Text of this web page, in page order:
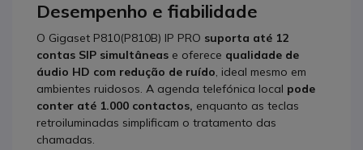
Desempenho e fiabilidade
O Gigaset P810(P810B) IP PRO suporta até 12
contas SIP simultâneas e oferece qualidade de
áudio HD com redução de ruído , ideal mesmo em
ambientes ruidosos. A agenda telefónica local pode
conter até 1.000 contactos, enquanto as teclas
retroiluminadas simplificam o tratamento das
chamadas.